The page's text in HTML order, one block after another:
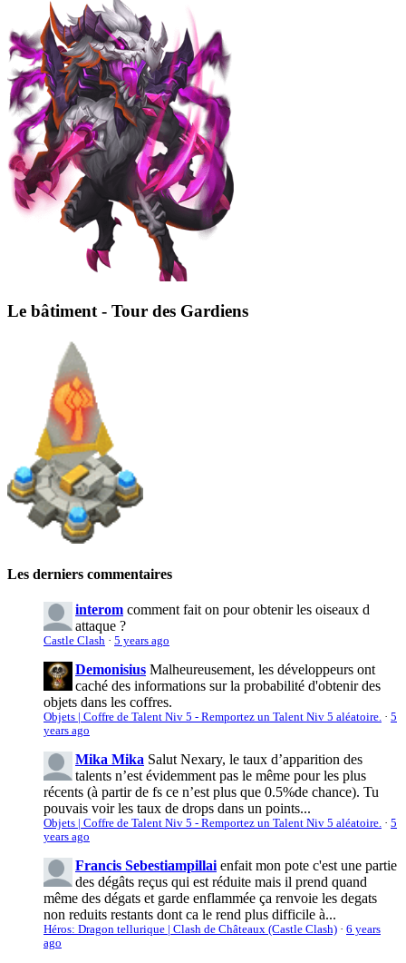
Le bâtiment - Tour des Gardiens
Les derniers commentaires
interom comment fait on pour obtenir les oiseaux d
attaque ?
Castle Clash · 5 years ago
Demonisius Malheureusement, les développeurs ont
caché des informations sur la probabilité d'obtenir des
objets dans les coffres.
Objets | Coffre de Talent Niv 5 - Remportez un Talent Niv 5 aléatoire. · 5
years ago
Mika Mika Salut Nexary, le taux d’apparition des
talents n’est évidemment pas le même pour les plus
récents (à partir de fs ce n’est plus que 0.5%de chance). Tu
pouvais voir les taux de drops dans un points...
Objets | Coffre de Talent Niv 5 - Remportez un Talent Niv 5 aléatoire. · 5
years ago
Francis Sebestiampillai enfait mon pote c'est une partie
des dégâts reçus qui est réduite mais il prend quand
même des dégats et garde enflammée ça renvoie les degats
non reduits restants dont ca le rend plus difficile à...
Héros: Dragon tellurique | Clash de Châteaux (Castle Clash) · 6 years
ago